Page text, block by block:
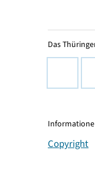
Das
Copyright